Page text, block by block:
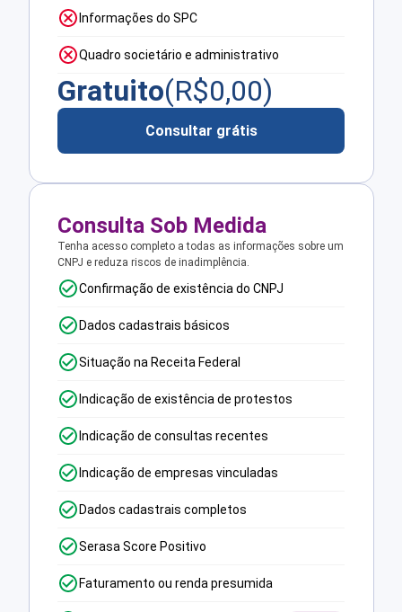
Informações do SPC
Quadro societário e administrativo
Gratuito(R$0,00)
Consultar grátis
Consulta Sob Medida
Tenha acesso completo a todas as informações sobre um
CNPJ e reduza riscos de inadimplência.
Confirmação de existência do CNPJ
Dados cadastrais básicos
Situação na Receita Federal
Indicação de existência de protestos
Indicação de consultas recentes
Indicação de empresas vinculadas
Dados cadastrais completos
Serasa Score Positivo
Faturamento ou renda presumida